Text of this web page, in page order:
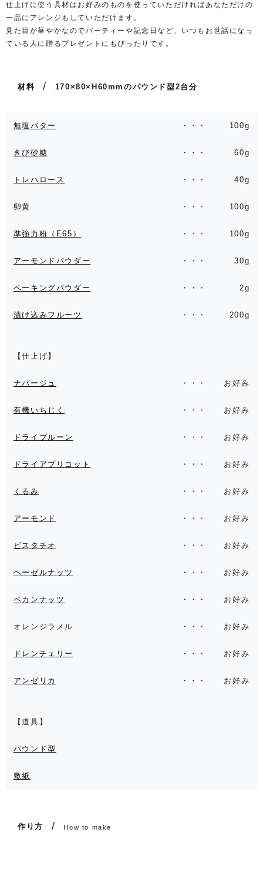
仕上げに使う具材はお好みのものを使っていただければあなただけの
一品にアレンジもしていただけます。
見た目が華やかなのでパーティーや記念日など、いつもお世話になっ
ている人に贈るプレゼントにもぴったりです。
材料 170×80×H60mmのパウンド型2台分
無塩バター 100g
きび砂糖 60g
トレハロース 40g
卵黄 100g
準強力粉（E65） 100g
アーモンドパウダー 30g
ベーキングパウダー 2g
漬け込みフルーツ 200g
【仕上げ】
ナパージュ お好み
有機いちじく お好み
ドライプルーン お好み
ドライアプリコット お好み
くるみ お好み
アーモンド お好み
ピスタチオ お好み
ヘーゼルナッツ お好み
ペカンナッツ お好み
オレンジラメル お好み
ドレンチェリー お好み
アンゼリカ お好み
【道具】
パウンド型
敷紙
作り方 How to make